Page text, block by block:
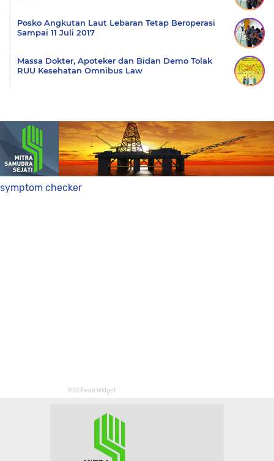
Posko Angkutan Laut Lebaran Tetap Beroperasi
Sampai 11 Juli 2017
Massa Dokter, Apoteker dan Bidan Demo Tolak
RUU Kesehatan Omnibus Law
symptom checker
RSS Feed Widget